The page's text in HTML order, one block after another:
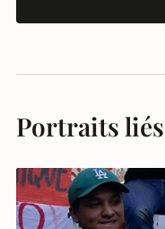
Portraits liés